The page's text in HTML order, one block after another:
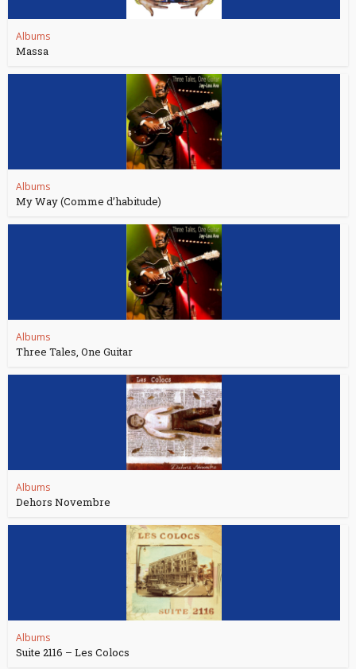
Albums
Massa
Albums
My Way (Comme d’habitude)
Albums
Three Tales, One Guitar
Albums
Dehors Novembre
Albums
Suite 2116 – Les Colocs